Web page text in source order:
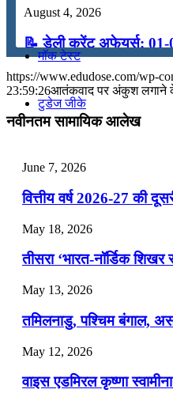
अंग्रेजी
मॉक टेस्ट
टुडेज जीके
August 4, 2026
📝 डेली करेंट अफेयर्स:
July 31, 2026
📝 डेली करेंट अफेयर्स: 28-
📝 डेली करेंट अफेयर्स: 25-
July 25, 2026
📝 डेली करेंट अफेयर्स: 22-
July 22, 2026
📝 डेली करेंट अफेयर्स: 19-
July 19, 2026
📝 डेली करेंट अफेयर्स: 16-
https://www.edudose.com/wp-
23:59:26आतंकवाद पर अंकुश लगाने
नवीनतम सामायिक आलेख
June 7, 2026
वित्तीय वर्ष 2026-27 की
May 18, 2026
तीसरा ‘भारत-नॉर्डिक
May 13, 2026
तमिलनाडु, पश्चिम बंगाल,
May 12, 2026
वाइस एडमिरल कृष्णा